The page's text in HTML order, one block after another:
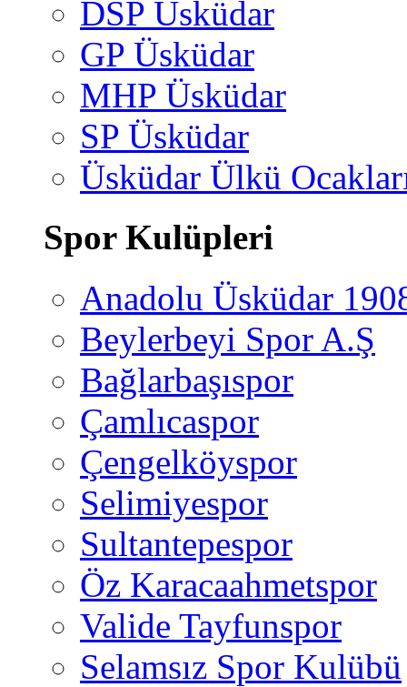
DSP Üsküdar
GP Üsküdar
MHP Üsküdar
SP Üsküdar
Üsküdar Ülkü
Spor Kulüpleri
Anadolu Üsküdar
Beylerbeyi Spor A.Ş
Bağlarbaşıspor
Çamlıcaspor
Çengelköyspor
Selimiyespor
Sultantepespor
Öz Karacaahmetspor
Valide Tayfunspor
Selamsız Spor Kulübü